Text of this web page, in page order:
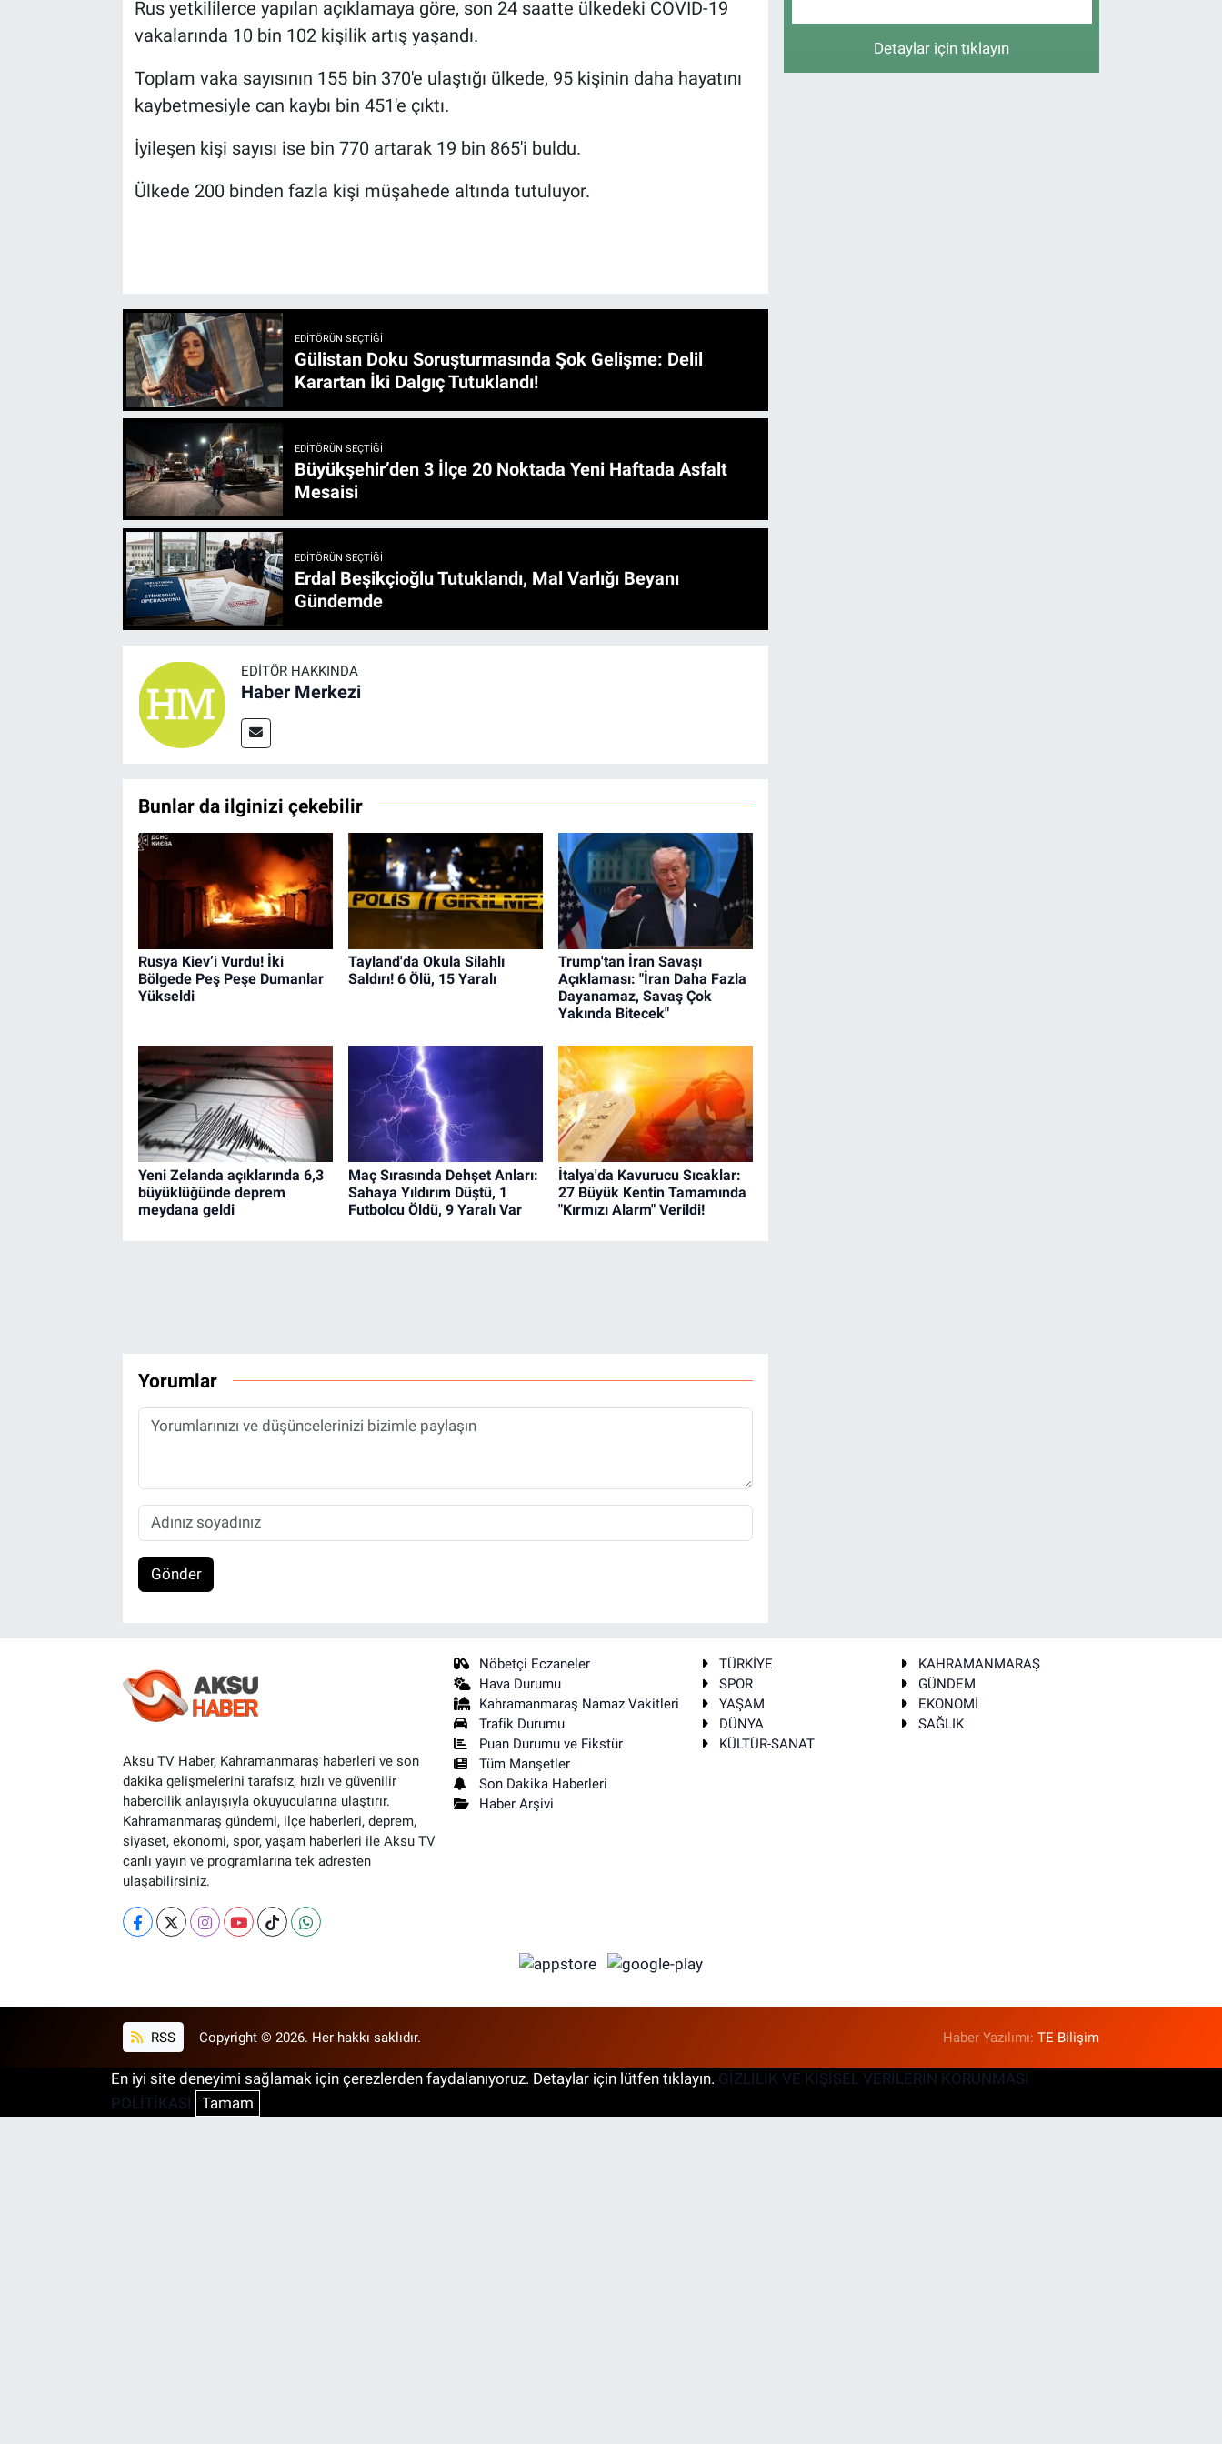
Rus yetkililerce yapılan açıklamaya göre, son 24 saatte ülkedeki COVID-19
vakalarında 10 bin 102 kişilik artış yaşandı.
Toplam vaka sayısının 155 bin 370'e ulaştığı ülkede, 95 kişinin daha hayatını
kaybetmesiyle can kaybı bin 451'e çıktı.
İyileşen kişi sayısı ise bin 770 artarak 19 bin 865'i buldu.
Ülkede 200 binden fazla kişi müşahede altında tutuluyor.
EDITÖRÜN SEÇTIĞI
Gülistan Doku Soruşturmasında Şok Gelişme: Delil
Karartan İki Dalgıç Tutuklandı!
EDITÖRÜN SEÇTIĞI
Büyükşehir’den 3 İlçe 20 Noktada Yeni Haftada Asfalt
Mesaisi
EDITÖRÜN SEÇTIĞI
Erdal Beşikçioğlu Tutuklandı, Mal Varlığı Beyanı
Gündemde
EDITÖR HAKKINDA
Haber Merkezi
Bunlar da ilginizi çekebilir
Rusya Kiev’i Vurdu! İki
Bölgede Peş Peşe Dumanlar
Yükseldi
Tayland'da Okula Silahlı
Saldırı! 6 Ölü, 15 Yaralı
Trump'tan İran Savaşı
Açıklaması: "İran Daha Fazla
Dayanamaz, Savaş Çok
Yakında Bitecek"
Yeni Zelanda açıklarında 6,3
büyüklüğünde deprem
meydana geldi
Maç Sırasında Dehşet Anları:
Sahaya Yıldırım Düştü, 1
Futbolcu Öldü, 9 Yaralı Var
İtalya'da Kavurucu Sıcaklar:
27 Büyük Kentin Tamamında
"Kırmızı Alarm" Verildi!
Yorumlar
Gönder
Detaylar için tıklayın
Aksu TV Haber, Kahramanmaraş haberleri ve son
dakika gelişmelerini tarafsız, hızlı ve güvenilir
habercilik anlayışıyla okuyucularına ulaştırır.
Kahramanmaraş gündemi, ilçe haberleri, deprem,
siyaset, ekonomi, spor, yaşam haberleri ile Aksu TV
canlı yayın ve programlarına tek adresten
ulaşabilirsiniz.
Nöbetçi Eczaneler
Hava Durumu
Kahramanmaraş Namaz Vakitleri
Trafik Durumu
Puan Durumu ve Fikstür
Tüm Manşetler
Son Dakika Haberleri
Haber Arşivi
TÜRKİYE
KAHRAMANMARAŞ
SPOR
GÜNDEM
YAŞAM
EKONOMİ
DÜNYA
SAĞLIK
KÜLTÜR-SANAT
RSS Copyright © 2026. Her hakkı saklıdır. Haber Yazılımı:TE Bilişim
En iyi site deneyimi sağlamak için çerezlerden faydalanıyoruz. Detaylar için lütfen tıklayın. GİZLİLİK VE KİŞİSEL VERİLERİN KORUNMASI
POLİTİKASI
Tamam